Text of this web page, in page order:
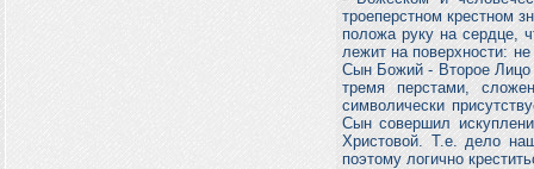
троеперстном крестном
положа руку на сердце,
лежит на поверхности:
Сын Божий - Второе Лицо
тремя перстами,
символически
Сын совершил
Христовой. Т.е. дело
поэтому логично